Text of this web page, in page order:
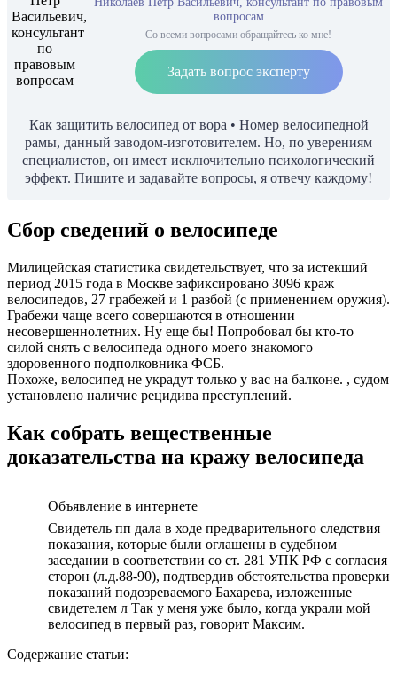
вопросам
Со всеми вопросами обращайтесь ко мне!
Задать вопрос эксперту
Как защитить велосипед от вора • Номер велосипедной
рамы, данный заводом-изготовителем. Но, по уверениям
специалистов, он имеет исключительно психологический
эффект. Пишите и задавайте вопросы, я отвечу каждому!
Сбор сведений о велосипеде
Милицейская статистика свидетельствует, что за истекший
период 2015 года в Москве зафиксировано 3096 краж
велосипедов, 27 грабежей и 1 разбой (с применением оружия).
Грабежи чаще всего совершаются в отношении
несовершеннолетних. Ну еще бы! Попробовал бы кто-то
силой снять с велосипеда одного моего знакомого —
здоровенного подполковника ФСБ.
Похоже, велосипед не украдут только у вас на балконе. , судом
установлено наличие рецидива преступлений.
Как собрать вещественные
доказательства на кражу велосипеда
Объявление в интернете
Свидетель пп дала в ходе предварительного следствия
показания, которые были оглашены в судебном
заседании в соответствии со ст. 281 УПК РФ с согласия
сторон (л.д.88-90), подтвердив обстоятельства проверки
показаний подозреваемого Бахарева, изложенные
свидетелем л Так у меня уже было, когда украли мой
велосипед в первый раз, говорит Максим.
Содержание статьи: